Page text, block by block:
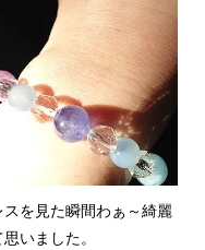
スを見た瞬間わぁ～綺麗
思いました。